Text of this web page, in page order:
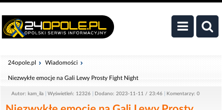
24opole.pl Wiadomości
Niezwykłe emocje na Gali Lewy Prosty Fight Night
Autor: kam_ila Wyświetleń: 12326 Dodano: 2023-11-11 / 23:46 Komentarzy: 0